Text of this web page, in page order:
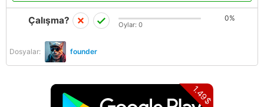
Dosyalar: founder
Çalışma? 0%
Oylar: 0
1.49$